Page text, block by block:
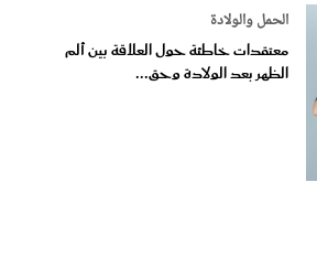
الحمل والولادة
معتقدات خاطئة حول العلاقة بين ألم
الظهر بعد الولادة وحق...